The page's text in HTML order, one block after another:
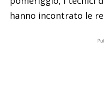
hanno incontrato le